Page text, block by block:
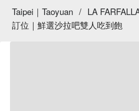
Taipei｜Taoyuan / LA
訂位｜鮮選沙拉吧雙人吃到飽